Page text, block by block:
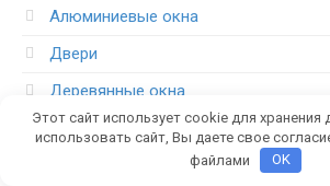
Алюминиевые окна
Двери
Деревянные окна
Комбинированные окна
Этот сайт использует cookie для
использовать сайт, Вы даете свое
файлами
OK